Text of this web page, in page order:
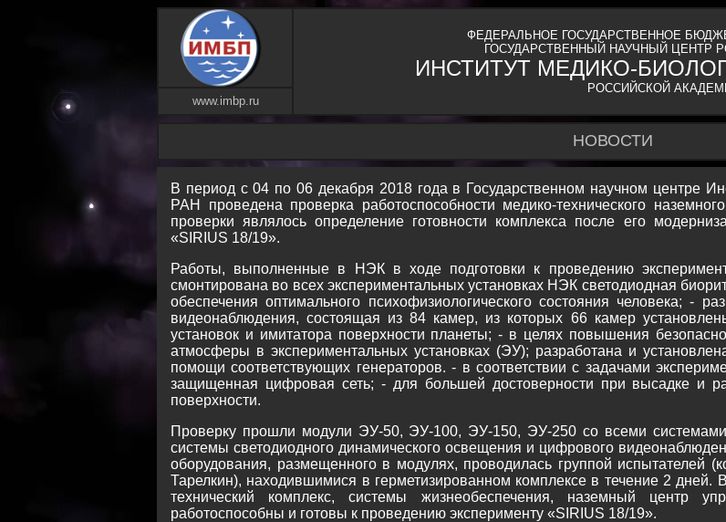
ФЕДЕРАЛЬНОЕ ГОСУДАРСТВЕННОЕ
ГОСУДАРСТВЕННЫЙ НАУЧНЫЙ ЦЕНТР
ИНСТИТУТ МЕДИКО-
РОССИЙСКОЙ
www.imbp.ru
НОВОСТИ
В период с 04 по 06 декабря 2018 года в Государственном научном центре
РАН проведена проверка работоспособности медико-технического
проверки являлось определение готовности комплекса после его
«SIRIUS 18/19».
Работы, выполненные в НЭК в ходе подготовки к проведению
смонтирована во всех экспериментальных установках НЭК светодиодная
обеспечения оптимального психофизиологического состояния человека; -
видеонаблюдения, состоящая из 84 камер, из которых 66 камер
установок и имитатора поверхности планеты; - в целях повышения
атмосферы в экспериментальных установках (ЭУ); разработана и
помощи соответствующих генераторов. - в соответствии с задачами
защищенная цифровая сеть; - для большей достоверности при высадке и
поверхности.
Проверку прошли модули ЭУ-50, ЭУ-100, ЭУ-150, ЭУ-250 со всеми
системы светодиодного динамического освещения и цифрового
оборудования, размещенного в модулях, проводилась группой испытателей
Тарелкин), находившимися в герметизированном комплексе в течение 2 дней.
технический комплекс, системы жизнеобеспечения, наземный центр
работоспособны и готовы к проведению эксперименту «SIRIUS 18/19».